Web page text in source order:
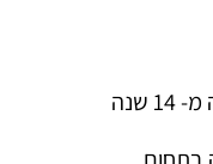
שנה